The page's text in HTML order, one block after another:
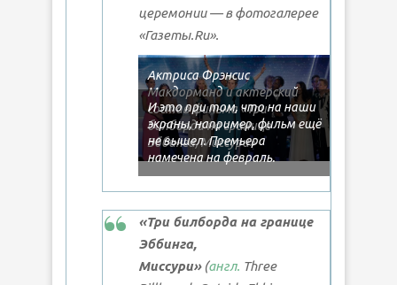
церемонии — в фотогалерее
«Газеты.Ru».
Актриса Фрэнсис
Макдорманд и актерский
состав фильма «Три
билборда на границе
Эббинга, Миссури»
И это при том, что на наши
экраны, например, фильм ещё
не вышел. Премьера
намечена на февраль.
«Три билборда на границе
Эббинга,
Миссури»(англ. Three